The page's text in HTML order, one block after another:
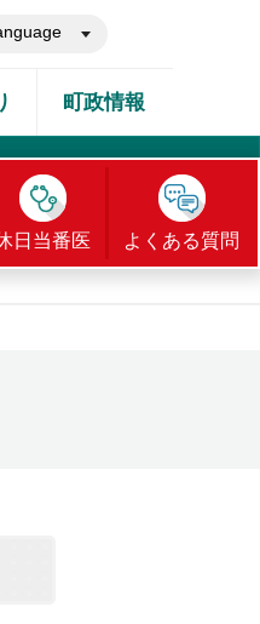
町政情報
日当番医 よくある質問